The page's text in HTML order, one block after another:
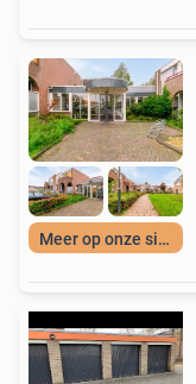
Meer op onze site